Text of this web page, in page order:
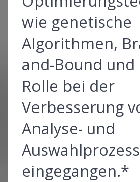
wie genetische
Algorithmen,
and-Bound
Rolle bei der
Verbesserung
Analyse- und
eingegangen.*